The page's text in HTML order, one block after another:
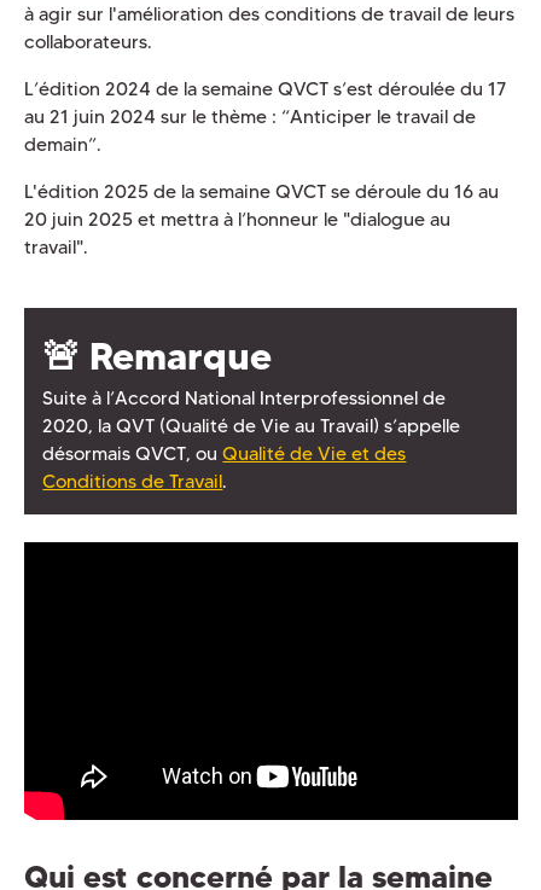
à agir sur l'amélioration des conditions de travail de leurs
collaborateurs.
L’édition 2024 de la semaine QVCT s’est déroulée du 17
au 21 juin 2024 sur le thème : “Anticiper le travail de
demain”.
L'édition 2025 de la semaine QVCT se déroule du 16 au
20 juin 2025 et mettra à l’honneur le "dialogue au
travail".
🚨 Remarque
Suite à l’Accord National Interprofessionnel de
2020, la QVT (Qualité de Vie au Travail) s’appelle
désormais QVCT, ouQualité de Vie et des
Conditions de Travail.
Qui est concerné par la semaine